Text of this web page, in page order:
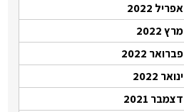
אפריל 2022
מרץ 2022
פברואר 2022
ינואר 2022
דצמבר 2021